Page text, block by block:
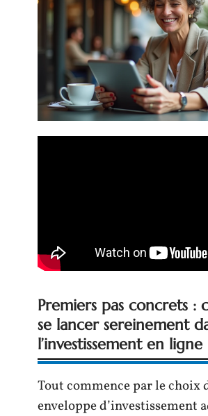
Premiers pas concrets :
se lancer sereinement
l’investissement en ligne
Tout commence par le choix
enveloppe d’investissement